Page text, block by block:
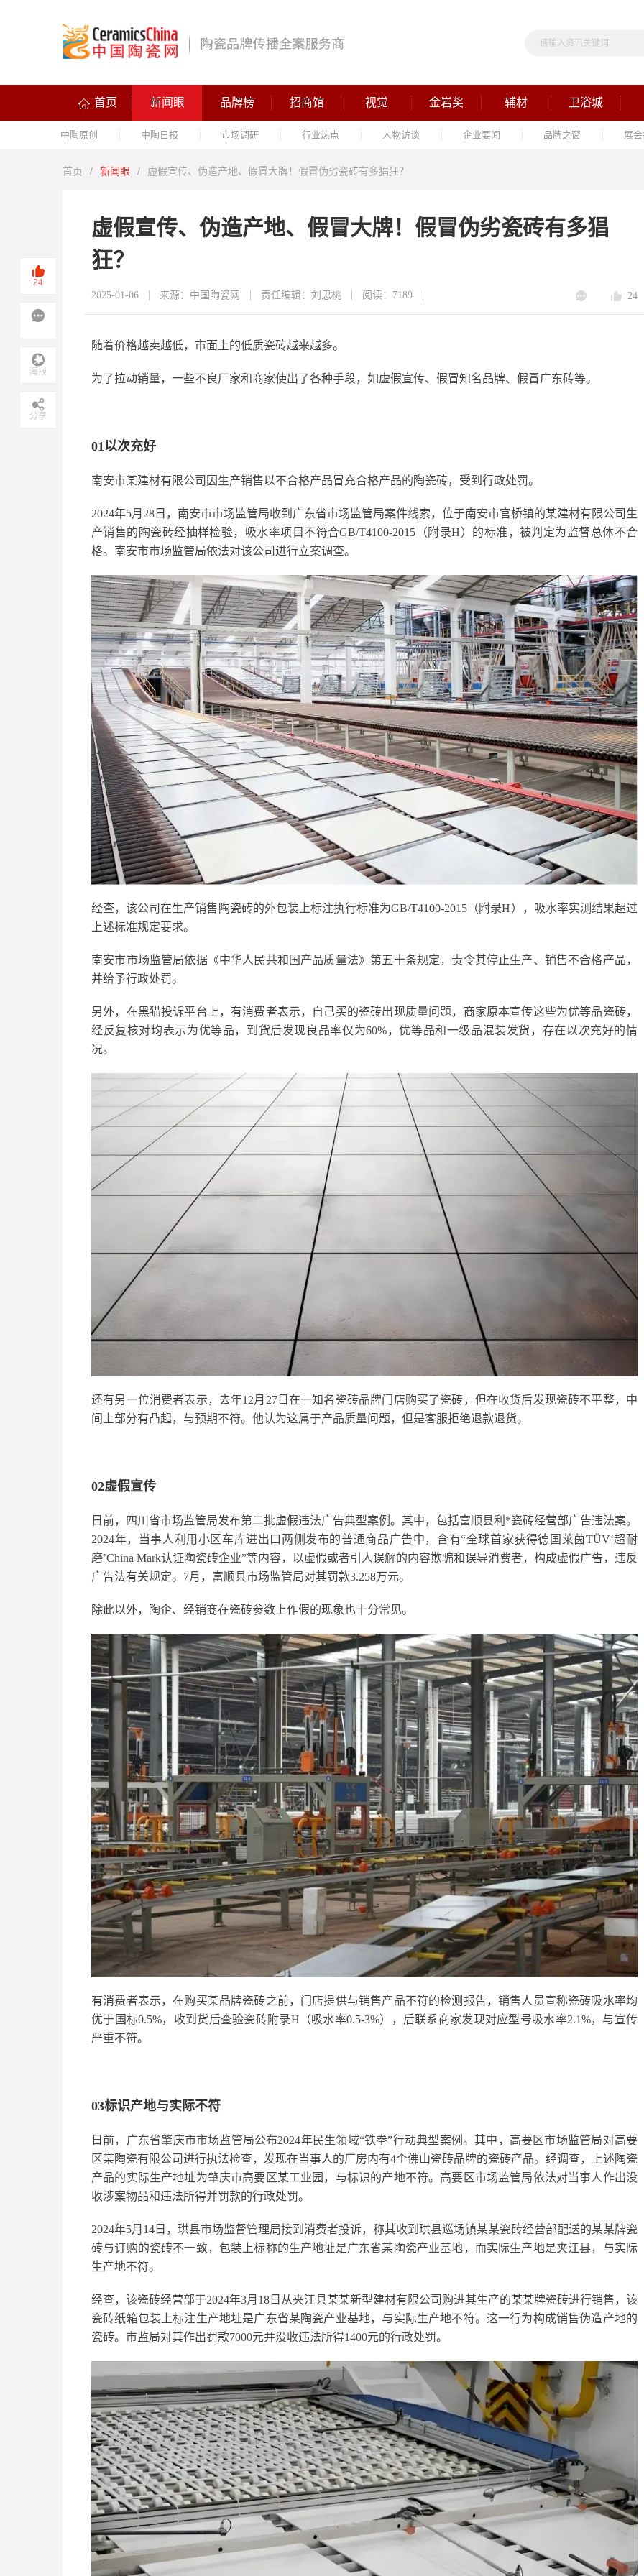
首页 新闻眼 品牌榜 招商馆 视觉 金岩奖 辅材 卫浴城
中陶原创 中陶日报 市场调研 行业热点 人物访谈 企业要闻 品牌之窗 展
首页 / 新闻眼 / 虚假宣传、伪造产地、假冒大牌！假冒伪劣瓷砖有多猖狂？
虚假宣传、伪造产地、假冒大牌！假冒伪劣瓷砖有多猖
狂？
2025-01-06 来源：中国陶瓷网 责任编辑：刘思桃 阅读：7189 24
随着价格越卖越低，市面上的低质瓷砖越来越多。
为了拉动销量，一些不良厂家和商家使出了各种手段，如虚假宣传、假冒知名品牌、假冒广东砖等。
01以次充好
南安市某建材有限公司因生产销售以不合格产品冒充合格产品的陶瓷砖，受到行政处罚。
2024年5月28日，南安市市场监管局收到广东省市场监管局案件线索，位于南安市官桥镇的某建材有限公司生
产销售的陶瓷砖经抽样检验，吸水率项目不符合GB/T4100-2015（附录H）的标准，被判定为监督总体不合
格。南安市市场监管局依法对该公司进行立案调查。
经查，该公司在生产销售陶瓷砖的外包装上标注执行标准为GB/T4100-2015（附录H），吸水率实测结果超过
上述标准规定要求。
南安市市场监管局依据《中华人民共和国产品质量法》第五十条规定，责令其停止生产、销售不合格产品，
并给予行政处罚。
另外，在黑猫投诉平台上，有消费者表示，自己买的瓷砖出现质量问题，商家原本宣传这些为优等品瓷砖，
经反复核对均表示为优等品，到货后发现良品率仅为60%，优等品和一级品混装发货，存在以次充好的情
况。
还有另一位消费者表示，去年12月27日在一知名瓷砖品牌门店购买了瓷砖，但在收货后发现瓷砖不平整，中
间上部分有凸起，与预期不符。他认为这属于产品质量问题，但是客服拒绝退款退货。
02虚假宣传
日前，四川省市场监管局发布第二批虚假违法广告典型案例。其中，包括富顺县利*瓷砖经营部广告违法案。
2024年，当事人利用小区车库进出口两侧发布的普通商品广告中，含有“全球首家获得德国莱茵TÜV‘超耐
磨’China Mark认证陶瓷砖企业”等内容，以虚假或者引人误解的内容欺骗和误导消费者，构成虚假广告，违反
广告法有关规定。7月，富顺县市场监管局对其罚款3.258万元。
除此以外，陶企、经销商在瓷砖参数上作假的现象也十分常见。
有消费者表示，在购买某品牌瓷砖之前，门店提供与销售产品不符的检测报告，销售人员宣称瓷砖吸水率均
优于国标0.5%，收到货后查验瓷砖附录H（吸水率0.5-3%），后联系商家发现对应型号吸水率2.1%，与宣传
严重不符。
03标识产地与实际不符
日前，广东省肇庆市市场监管局公布2024年民生领域“铁拳”行动典型案例。其中，高要区市场监管局对高要
区某陶瓷有限公司进行执法检查，发现在当事人的厂房内有4个佛山瓷砖品牌的瓷砖产品。经调查，上述陶瓷
产品的实际生产地址为肇庆市高要区某工业园，与标识的产地不符。高要区市场监管局依法对当事人作出没
收涉案物品和违法所得并罚款的行政处罚。
2024年5月14日，珙县市场监督管理局接到消费者投诉，称其收到珙县巡场镇某某瓷砖经营部配送的某某牌瓷
砖与订购的瓷砖不一致，包装上标称的生产地址是广东省某陶瓷产业基地，而实际生产地是夹江县，与实际
生产地不符。
经查，该瓷砖经营部于2024年3月18日从夹江县某某新型建材有限公司购进其生产的某某牌瓷砖进行销售，该
瓷砖纸箱包装上标注生产地址是广东省某陶瓷产业基地，与实际生产地不符。这一行为构成销售伪造产地的
瓷砖。市监局对其作出罚款7000元并没收违法所得1400元的行政处罚。
24
海报
分享